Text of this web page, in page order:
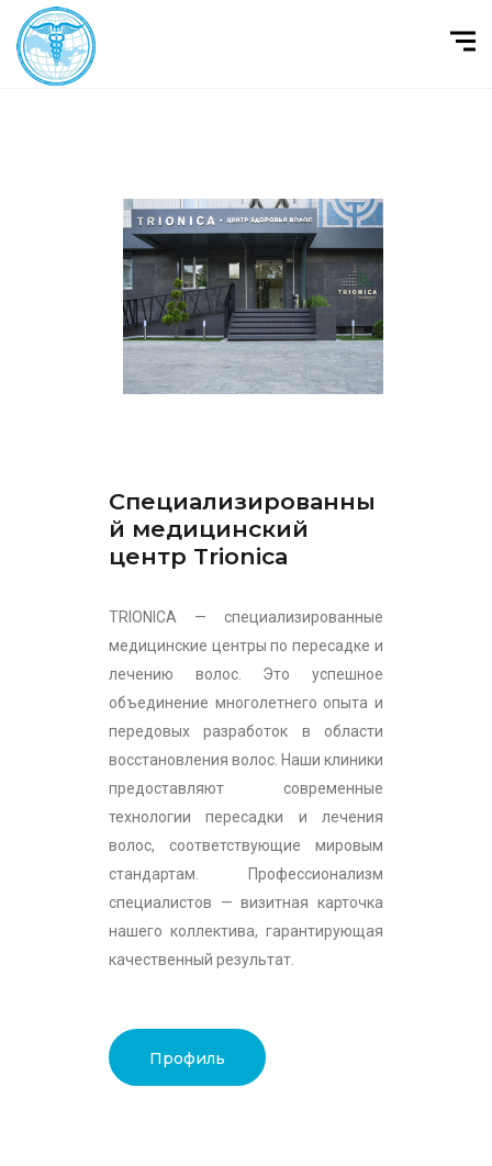
Специализированны
й медицинский
центр Trionica
TRIONICA — специализированные
медицинские центры по пересадке и
лечению волос. Это успешное
объединение многолетнего опыта и
передовых разработок в области
восстановления волос. Наши клиники
предоставляют современные
технологии пересадки и лечения
волос, соответствующие мировым
стандартам. Профессионализм
специалистов — визитная карточка
нашего коллектива, гарантирующая
качественный результат.
Профиль